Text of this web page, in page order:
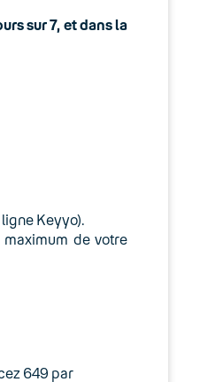
sur 7, et dans la
Keyyo).
de votre
649 par